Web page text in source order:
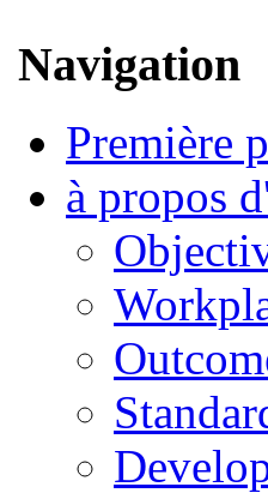
Navigation
Première
à propos